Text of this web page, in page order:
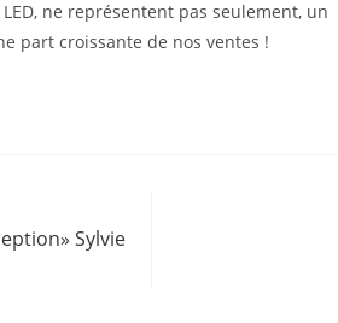
ne représentent pas seulement, un
part croissante de nos ventes !
Sylvie